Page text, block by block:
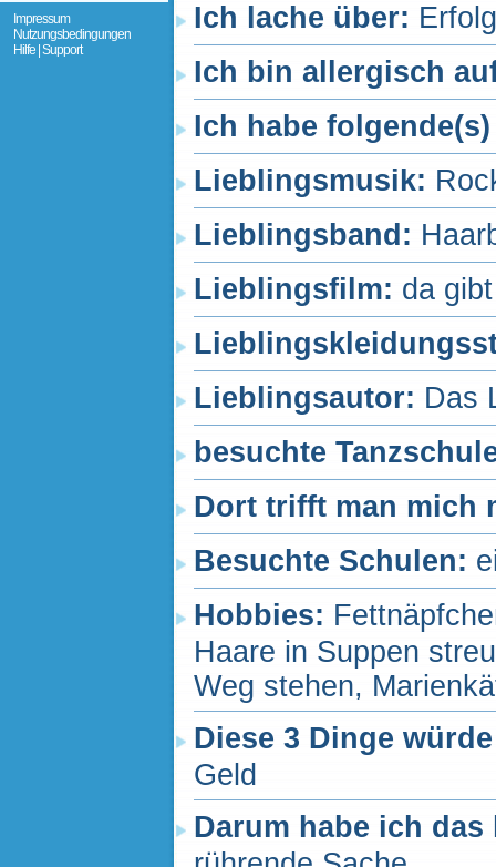
Impressum
Nutzungsbedingungen
Hilfe | Support
Ich lache über:
Ich bin allergisch
Ich habe
Lieblingsmusik:
Lieblingsband:
Lieblingsfilm: da
Lieblingsautor: Das
besuchte
Dort trifft man mich
Besuchte Schulen:
Hobbies:
Haare in Suppen
Weg stehen,
Diese 3 Dinge
Geld
Darum habe ich